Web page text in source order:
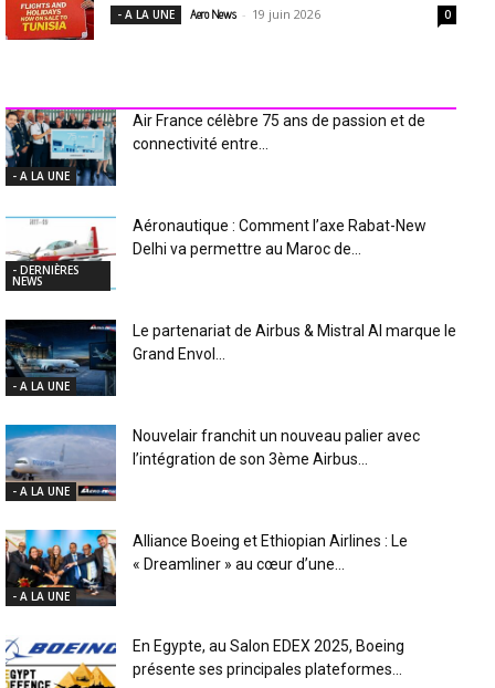
- A LA UNE Aero News - 19 juin 2026 0
- A LA UNE
Air France célèbre 75 ans de passion et de
connectivité entre...
- DERNIÈRES
NEWS
Aéronautique : Comment l’axe Rabat-New
Delhi va permettre au Maroc de...
- A LA UNE
Le partenariat de Airbus & Mistral AI marque le
Grand Envol...
- A LA UNE
Nouvelair franchit un nouveau palier avec
l’intégration de son 3ème Airbus...
- A LA UNE
Alliance Boeing et Ethiopian Airlines : Le
« Dreamliner » au cœur d’une...
En Egypte, au Salon EDEX 2025, Boeing
présente ses principales plateformes...